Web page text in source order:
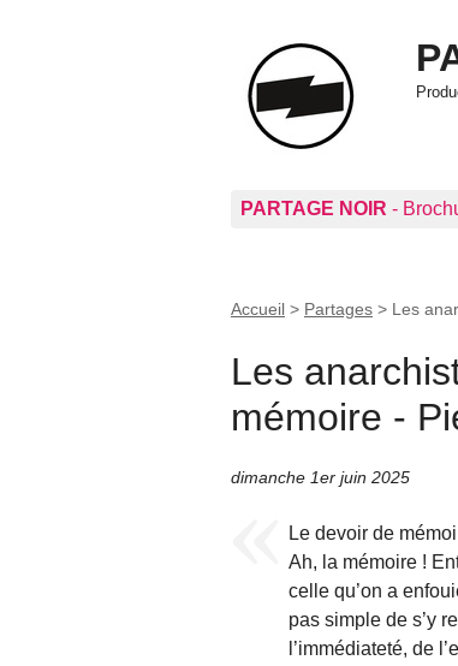
PARTAGE NOIR -
Accueil > Partages > Les
Les
mémoire -
dimanche 1er juin 2025
Le devoir de
Ah, la mémoire !
celle qu’on a
pas simple de s’y
l’immédiateté, de